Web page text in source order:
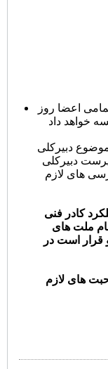
اعضا روز
دبیرکلی
دبیرکلی
های لازم
کادر فنی
ملت های
قرار است در
های لازم